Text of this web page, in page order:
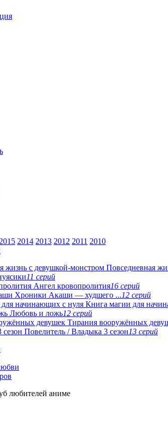
2015 2014 2013 2012 2011 2010
Повседневная
11 серий
Ангел кровопролития16 серий
Хроники Акаши — худшего ...12 серий
Книга магии для
Любовь и ложь12 серий
Тирания вооружённых
Повелитель / Владыка 3 сезон13 серий
любителей аниме